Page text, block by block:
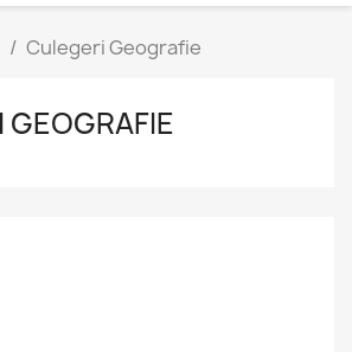
Culegeri Geografie
GEOGRAFIE